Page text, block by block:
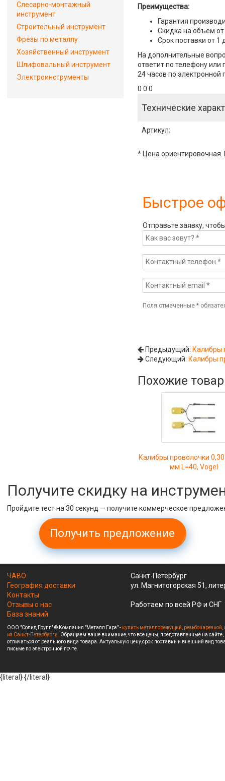
Преимущества:
Гарантия
Скидка на объем от
Срок поставки от 1
На дополнительные
ответит по телефону или
24 часов по электронной
0 0 0
Технические
Артикул:
* Цена ориентировочная.
Быстрое
Отправьте заявку,
Поля отмеченные*
Предыдущий: Калибры
Следующий: Калибры
Похожие
Калибры проволочки
мм L=40, Vogel
Слесарно-монтажный
инструмент
Строительный инструмент
Фрезы по металлу
Хозяйственный инструмент
Шлифовальный инструмент
Электроинструменты
Получите скидку на
Пройдите тест на 30 секунд — получите коммерческое
Получить предложение
ЧАВО
География доставки
Контакты
Отзывы о нас
База знаний
Санкт-Петербург
ул. Магнитогорская 51,
Работаем по всей РФ и СНГ
ООО "Солид Групп" © Компания "Металл Гирз" - купить металлорежущий,
из Санкт-Петербурга. Обращаем ваше внимание, что все цены, представленные на
отличаться от реального вида товара. Актуальную цену,срок поставки и внешний вид
письме по электронной почте.
{literal}{/literal}